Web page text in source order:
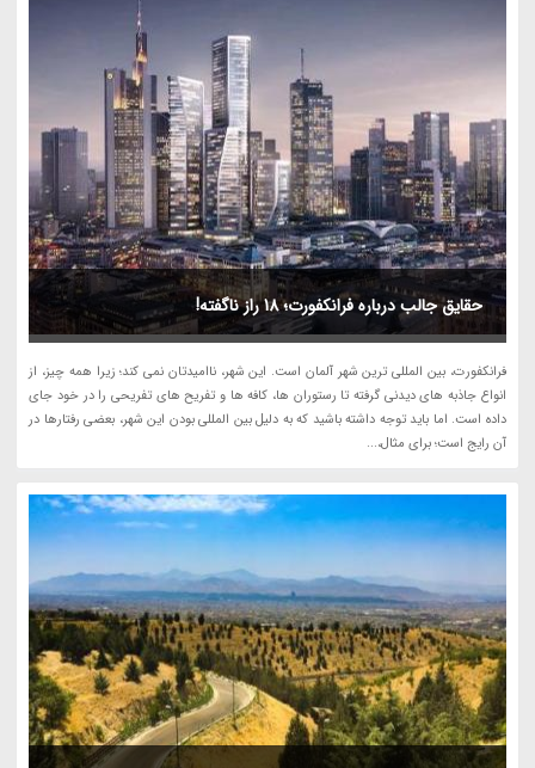
حقایق جالب درباره فرانکفورت؛ 18 راز ناگفته!
فرانکفورت، بین المللی ترین شهر آلمان است. این شهر، ناامیدتان نمی کند؛ زیرا همه چیز، از
انواع جاذبه های دیدنی گرفته تا رستوران ها، کافه ها و تفریح های تفریحی را در خود جای
داده است. اما باید توجه داشته باشید که به دلیل بین المللی بودن این شهر، بعضی رفتارها در
آن رایج است؛ برای مثال،...